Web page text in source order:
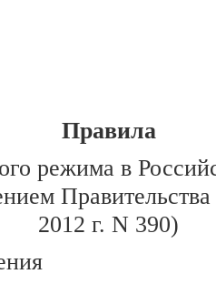
Правила
режима в
2012 г. N 390)